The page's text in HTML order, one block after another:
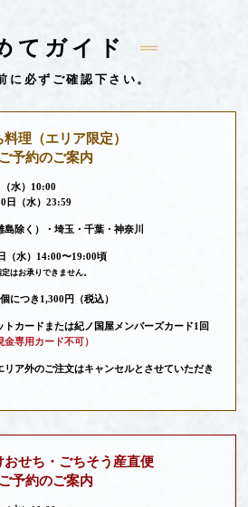
てガイド
に必ずご確認下さい。
料理 （エリア限定）
ご予約のご案内
水）10:00
日（水）23:59
島除く）・埼玉・千葉・神奈川
（水）14:00〜19:00頃
はお承りできません。
につき1,300円（税込）
トカードまたは紀ノ国屋メンバーズカード1回
金専用カード不可）
リア外のご注文はキャンセルとさせていただき
おせち・ごちそう産直便
ご予約のご案内